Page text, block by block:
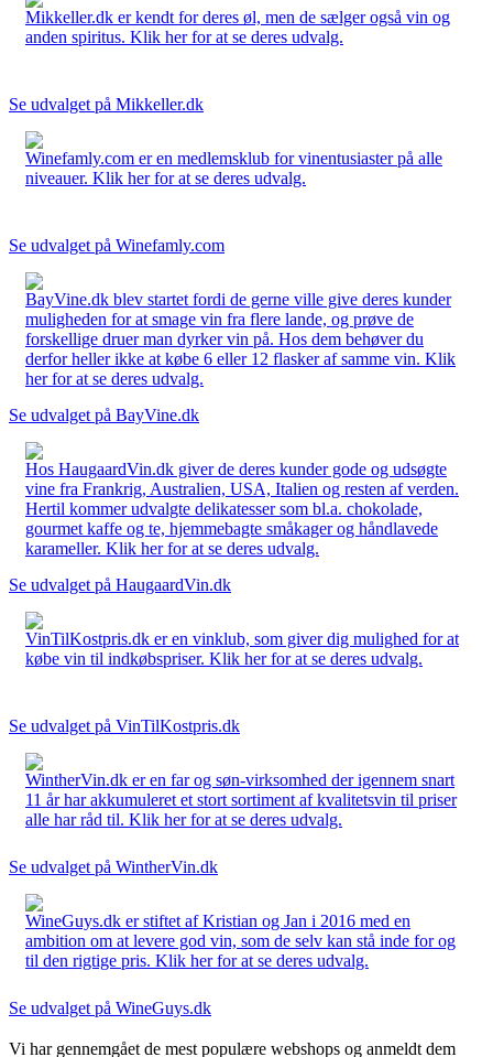
Mikkeller.dk er kendt for deres øl, men de sælger også vin og
anden spiritus. Klik her for at se deres udvalg.
Se udvalget på Mikkeller.dk
Winefamly.com er en medlemsklub for vinentusiaster på alle
niveauer. Klik her for at se deres udvalg.
Se udvalget på Winefamly.com
BayVine.dk blev startet fordi de gerne ville give deres kunder
muligheden for at smage vin fra flere lande, og prøve de
forskellige druer man dyrker vin på. Hos dem behøver du
derfor heller ikke at købe 6 eller 12 flasker af samme vin. Klik
her for at se deres udvalg.
Se udvalget på BayVine.dk
Hos HaugaardVin.dk giver de deres kunder gode og udsøgte
vine fra Frankrig, Australien, USA, Italien og resten af verden.
Hertil kommer udvalgte delikatesser som bl.a. chokolade,
gourmet kaffe og te, hjemmebagte småkager og håndlavede
karameller. Klik her for at se deres udvalg.
Se udvalget på HaugaardVin.dk
VinTilKostpris.dk er en vinklub, som giver dig mulighed for at
købe vin til indkøbspriser. Klik her for at se deres udvalg.
Se udvalget på VinTilKostpris.dk
WintherVin.dk er en far og søn-virksomhed der igennem snart
11 år har akkumuleret et stort sortiment af kvalitetsvin til priser
alle har råd til. Klik her for at se deres udvalg.
Se udvalget på WintherVin.dk
WineGuys.dk er stiftet af Kristian og Jan i 2016 med en
ambition om at levere god vin, som de selv kan stå inde for og
til den rigtige pris. Klik her for at se deres udvalg.
Se udvalget på WineGuys.dk
Vi har gennemgået de mest populære webshops og anmeldt dem